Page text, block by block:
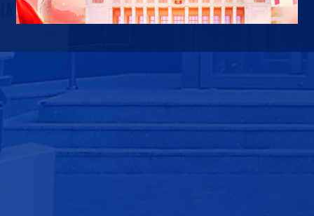
友情链接
北京师范大学 中华人民共和国科技部
中华人民共和国教育部
国家自然科学基金委员会